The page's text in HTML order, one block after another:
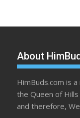
About
HimBuds.com is
the Queen of Hills
and therefore,